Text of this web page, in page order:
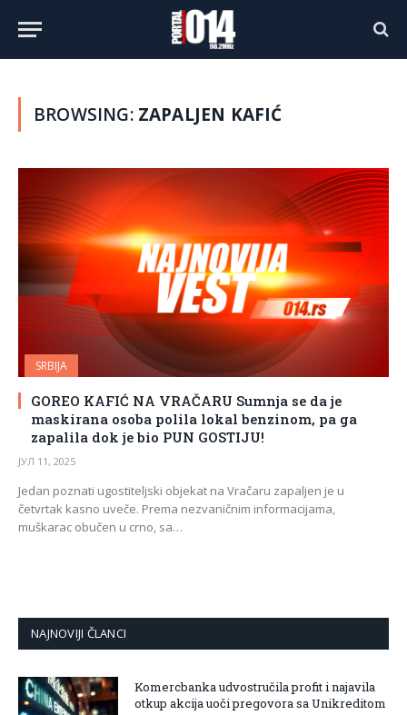
BROWSING: ZAPALJEN KAFIĆ
SRBIJA
GOREO KAFIĆ NA VRAČARU Sumnja se da je
maskirana osoba polila lokal benzinom, pa ga
zapalila dok je bio PUN GOSTIJU!
ЈУЛ 11, 2025
Jedan poznati ugostiteljski objekat na Vračaru zapaljen je u
četvrtak kasno uveče. Prema nezvaničnim informacijama,
muškarac obučen u crno, sa…
NAJNOVIJI ČLANCI
Komercbanka udvostručila profit i najavila
otkup akcija uoči pregovora sa Unikreditom